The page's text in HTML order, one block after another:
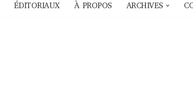
ÉDITORIAUX À PROPOS ARCHIVES